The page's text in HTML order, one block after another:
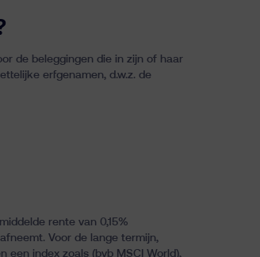
de beleggingen die in zijn of haar
erfgenamen, d.w.z. de
rente van 0,15%
Voor de lange termijn,
een index zoals (bvb MSCI World),